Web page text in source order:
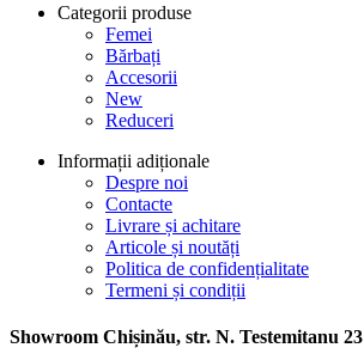
Categorii produse
Femei
Bărbați
Accesorii
New
Reduceri
Informații adiționale
Despre noi
Contacte
Livrare și achitare
Articole și noutăți
Politica de confidențialitate
Termeni și condiții
Showroom Chișinău, str. N. Testemitanu 23